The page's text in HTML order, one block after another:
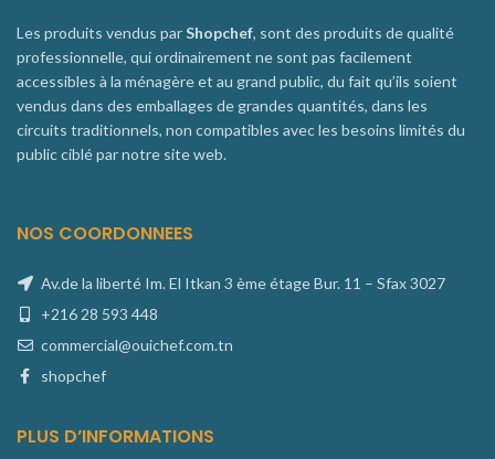
Les produits vendus parShopchef, sont des produits de qualité
professionnelle, qui ordinairement ne sont pas facilement
accessibles à la ménagère et au grand public, du fait qu’ils soient
vendus dans des emballages de grandes quantités, dans les
circuits traditionnels, non compatibles avec les besoins limités du
public ciblé par notre site web.
NOS COORDONNEES
Av.de la liberté Im. El Itkan 3 ème étage Bur. 11 – Sfax 3027
+216 28 593 448
commercial@ouichef.com.tn
shopchef
PLUS D’INFORMATIONS